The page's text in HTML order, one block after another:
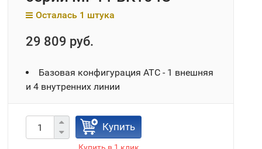
Осталась 1 штука
29 809 руб.
Базовая конфигурация АТС - 1 внешняя
и 4 внутренних линии
Купить